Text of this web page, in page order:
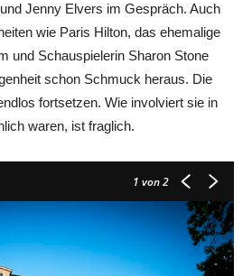
Jenny Elvers im Gespräch. Auch
wie Paris Hilton, das ehemalige
und Schauspielerin Sharon Stone
schon Schmuck heraus. Die
fortsetzen. Wie involviert sie in
waren, ist fraglich.
1 von 2